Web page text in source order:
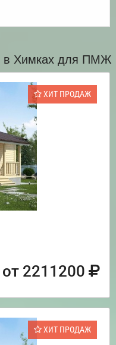
в Химках для ПМЖ
ХИТ ПРОДАЖ
от 2211200
ХИТ ПРОДАЖ